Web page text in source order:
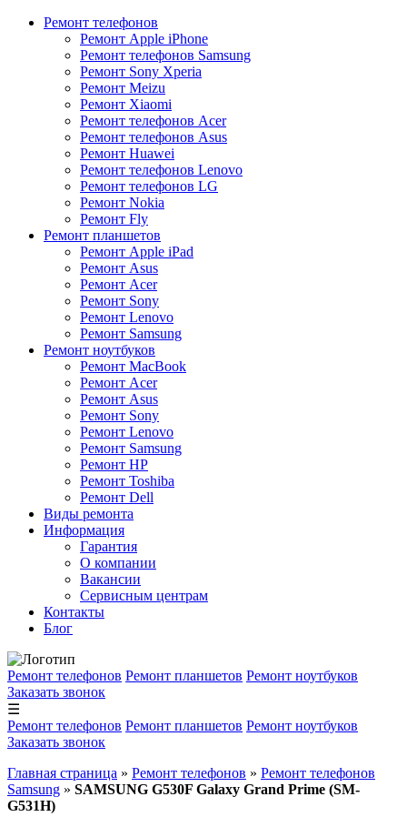
Ремонт телефонов
Ремонт Apple iPhone
Ремонт телефонов Samsung
Ремонт Sony Xperia
Ремонт Meizu
Ремонт Xiaomi
Ремонт телефонов Acer
Ремонт телефонов Asus
Ремонт Huawei
Ремонт телефонов Lenovo
Ремонт телефонов LG
Ремонт Nokia
Ремонт Fly
Ремонт планшетов
Ремонт Apple iPad
Ремонт Asus
Ремонт Acer
Ремонт Sony
Ремонт Lenovo
Ремонт Samsung
Ремонт ноутбуков
Ремонт MacBook
Ремонт Acer
Ремонт Asus
Ремонт Sony
Ремонт Lenovo
Ремонт Samsung
Ремонт HP
Ремонт Toshiba
Ремонт Dell
Виды ремонта
Информация
Гарантия
О компании
Вакансии
Сервисным центрам
Контакты
Блог
Ремонт телефонов Ремонт планшетов Ремонт ноутбуков
Заказать звонок
☰
Ремонт телефонов Ремонт планшетов Ремонт ноутбуков
Заказать звонок
Главная страница » Ремонт телефонов » Ремонт телефонов
Samsung » SAMSUNG G530F Galaxy Grand Prime (SM-
G531H)